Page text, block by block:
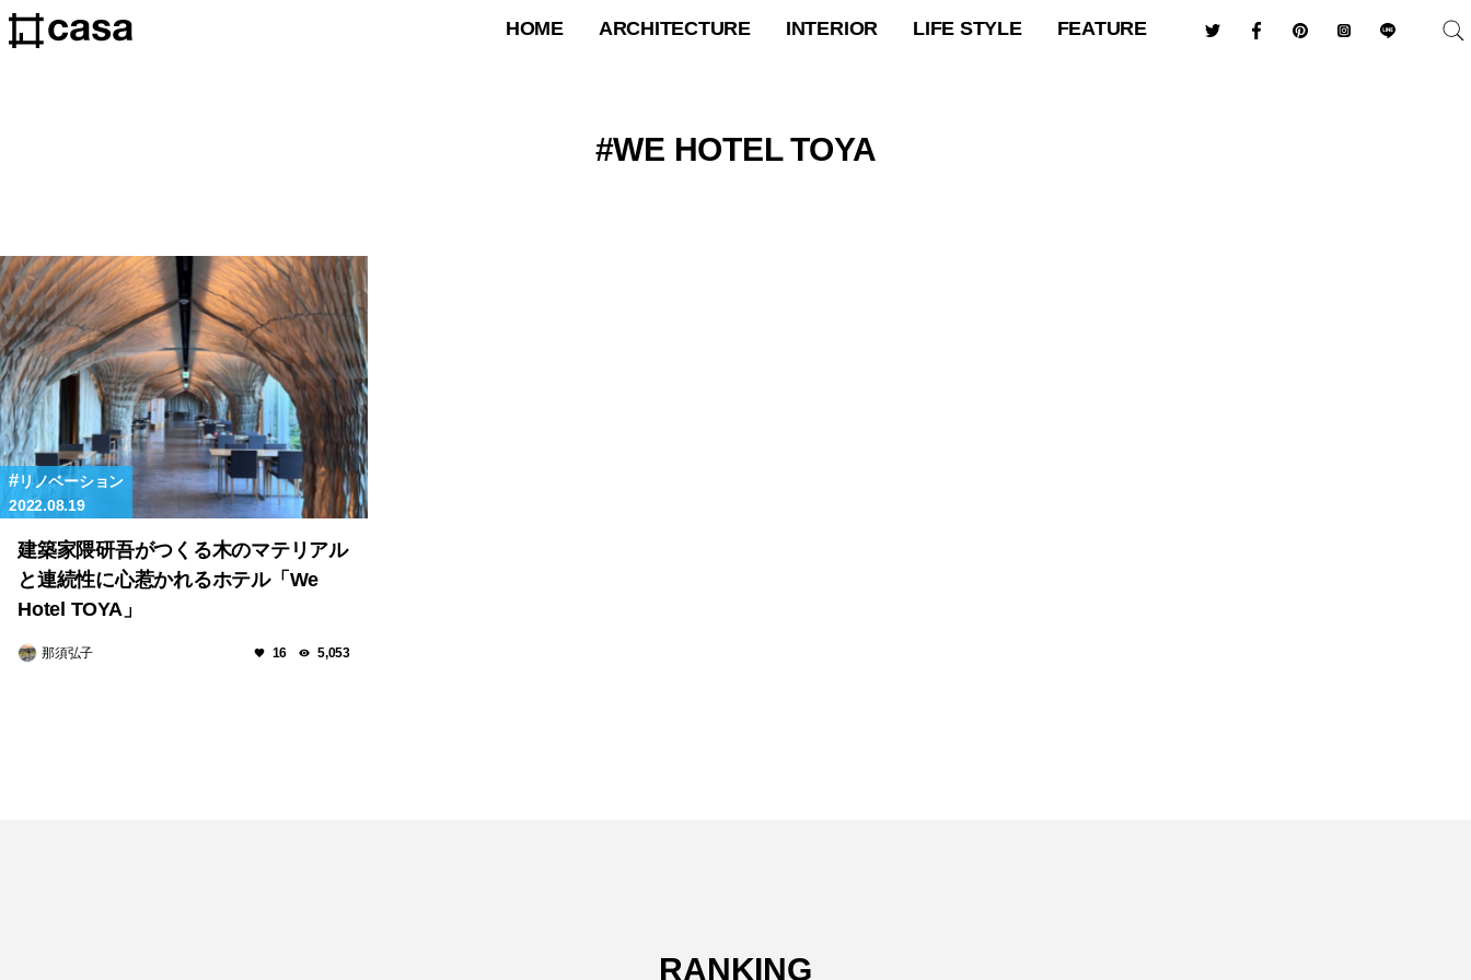
HOME ARCHITECTURE INTERIOR LIFE STYLE FEATURE
WE HOTEL TOYA
リノベーション
2022.08.19
建築家隈研吾がつくる木のマテリアル
と連続性に心惹かれるホテル「We
Hotel TOYA」
那須弘子 16 5,053
RANKING